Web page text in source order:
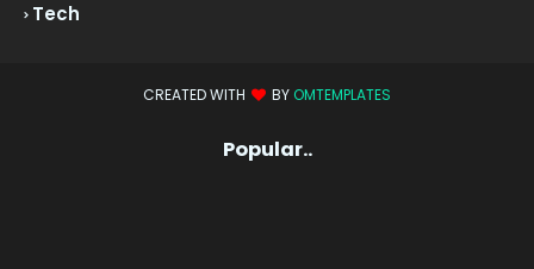
Tech
CREATED WITH BY OMTEMPLATES
Popular..